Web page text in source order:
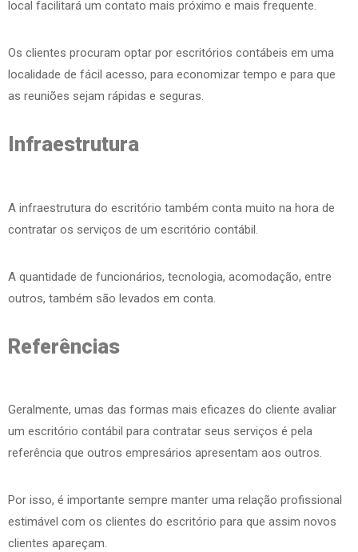
local facilitará um contato mais próximo e mais frequente.
Os clientes procuram optar por escritórios contábeis em uma
localidade de fácil acesso, para economizar tempo e para que
as reuniões sejam rápidas e seguras.
Infraestrutura
A infraestrutura do escritório também conta muito na hora de
contratar os serviços de um escritório contábil.
A quantidade de funcionários, tecnologia, acomodação, entre
outros, também são levados em conta.
Referências
Geralmente, umas das formas mais eficazes do cliente avaliar
um escritório contábil para contratar seus serviços é pela
referência que outros empresários apresentam aos outros.
Por isso, é importante sempre manter uma relação profissional
estimável com os clientes do escritório para que assim novos
clientes apareçam.